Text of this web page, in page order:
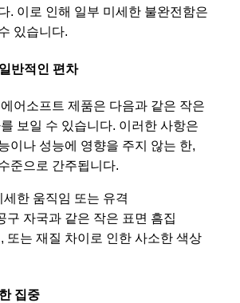
. 이로 인해 일부 미세한 불완전함은
있습니다.
반적인 편차
어소프트 제품은 다음과 같은 작은
보일 수 있습니다. 이러한 사항은
이나 성능에 영향을 주지 않는 한,
준으로 간주됩니다.
한 움직임 또는 유격
구 자국과 같은 작은 표면 흠집
또는 재질 차이로 인한 사소한 색상
집중